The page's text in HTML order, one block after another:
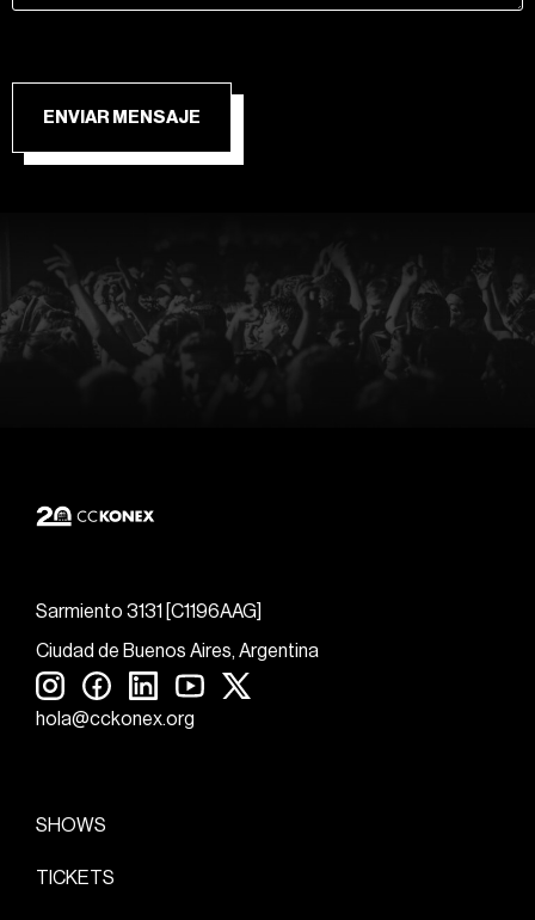
ENVIAR MENSAJE
Sarmiento 3131 [C1196AAG]
Ciudad de Buenos Aires, Argentina
hola@cckonex.org
SHOWS
TICKETS